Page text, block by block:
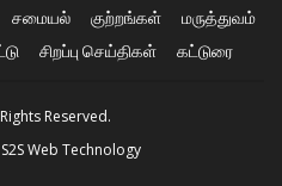
சமையல் குற்றங்கள்
மருத்துவம்
சிறப்பு செய்திகள் கட்டுரை
Reserved.
S2S Web Technology